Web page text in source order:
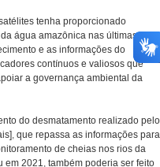
tenha proporcionado
água amazônica nas últimas
e as informações do
contínuos e valiosos que
a governança ambiental da
do desmatamento realizado pelo
que repassa as informações para
de cheias nos rios da
2021, também poderia ser feito